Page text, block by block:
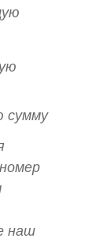
сумму
наш